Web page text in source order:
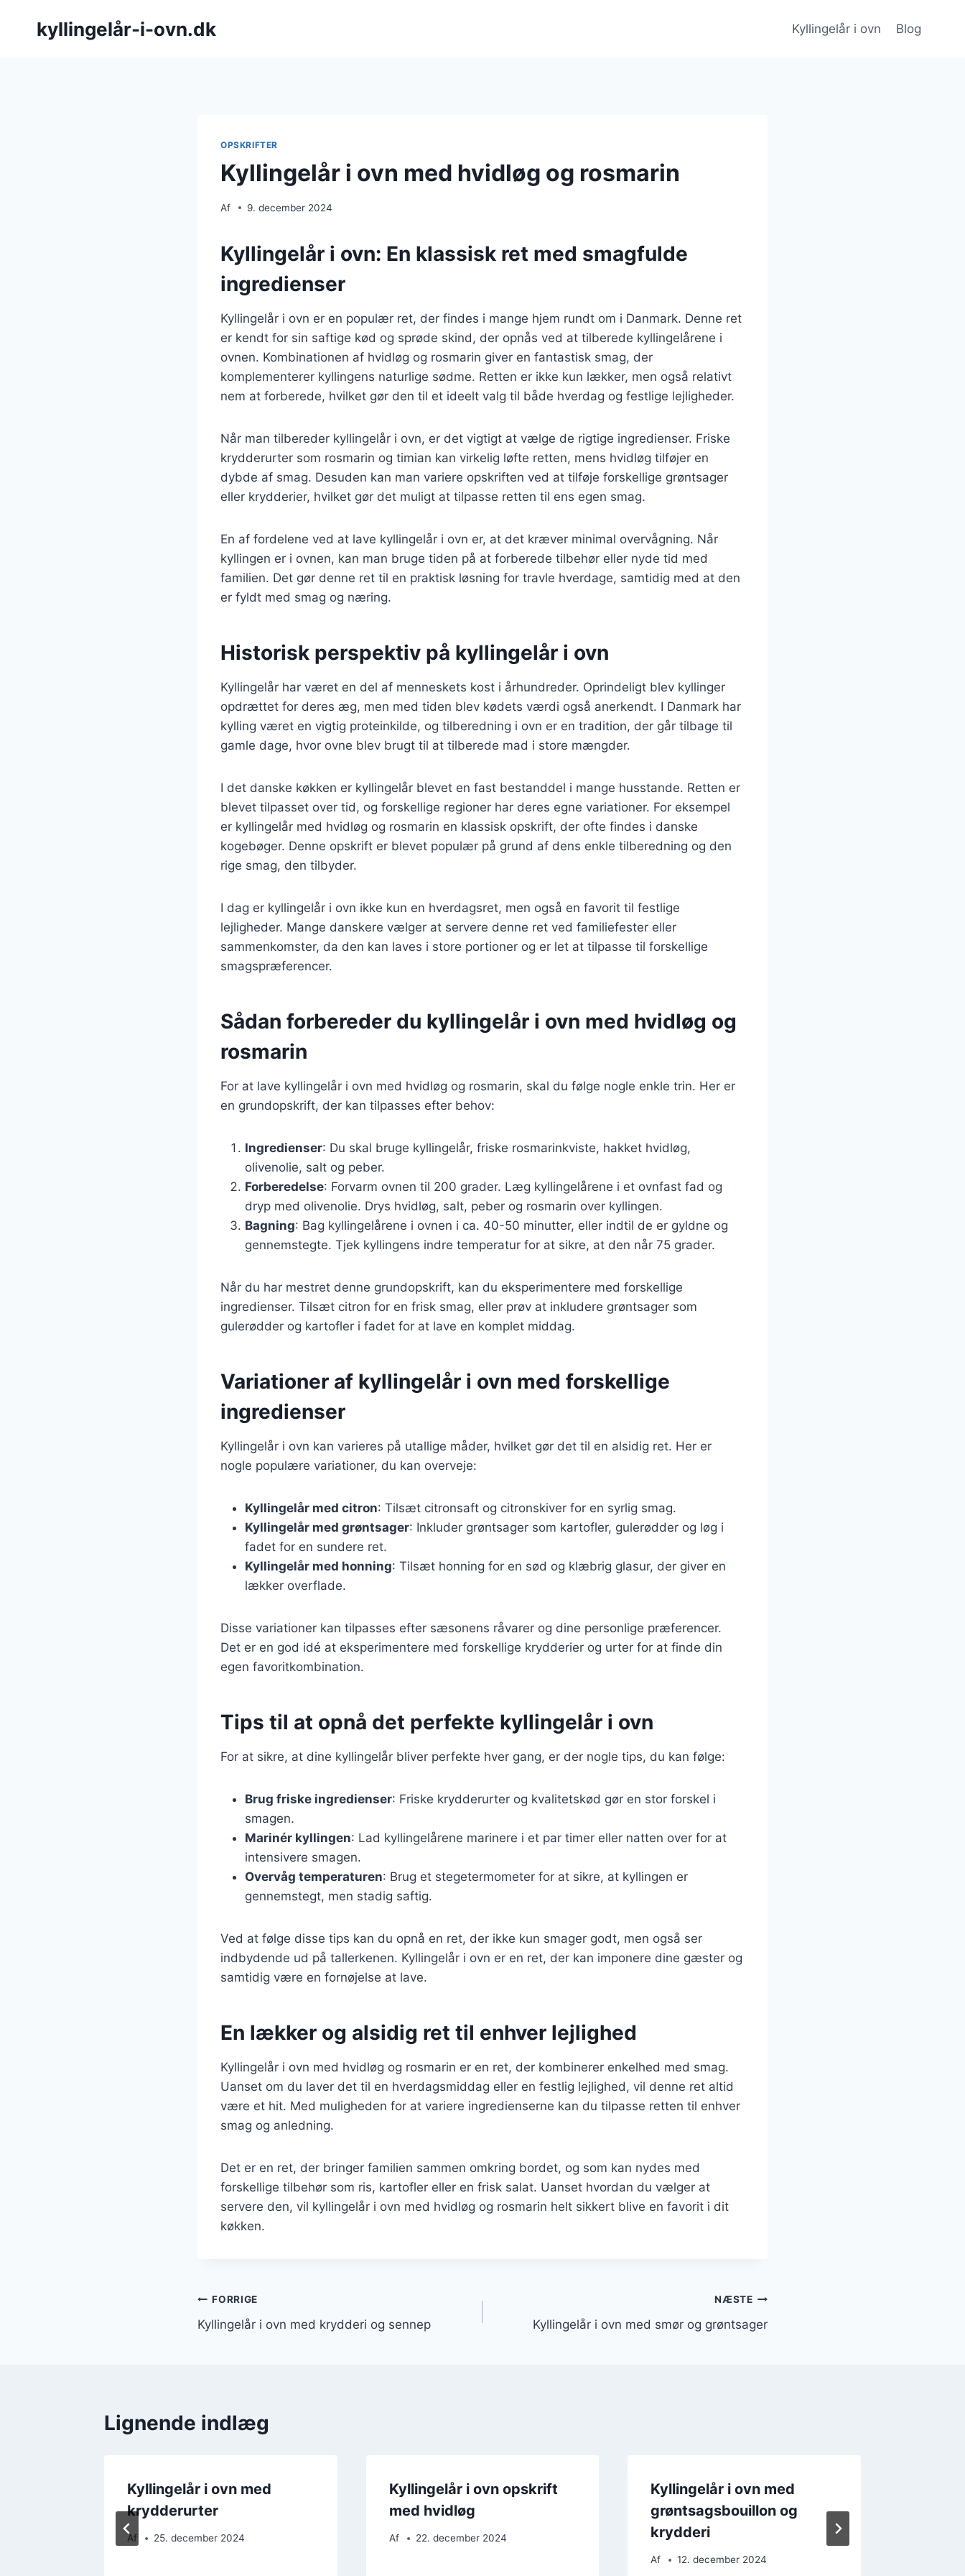
kyllingelår-i-ovn.dk Kyllingelår i ovn Blog
OPSKRIFTER
Kyllingelår i ovn med hvidløg og rosmarin
Af 9. december 2024
Kyllingelår i ovn: En klassisk ret med smagfulde
ingredienser
Kyllingelår i ovn er en populær ret, der findes i mange hjem rundt om i Danmark. Denne ret
er kendt for sin saftige kød og sprøde skind, der opnås ved at tilberede kyllingelårene i
ovnen. Kombinationen af hvidløg og rosmarin giver en fantastisk smag, der
komplementerer kyllingens naturlige sødme. Retten er ikke kun lækker, men også relativt
nem at forberede, hvilket gør den til et ideelt valg til både hverdag og festlige lejligheder.
Når man tilbereder kyllingelår i ovn, er det vigtigt at vælge de rigtige ingredienser. Friske
krydderurter som rosmarin og timian kan virkelig løfte retten, mens hvidløg tilføjer en
dybde af smag. Desuden kan man variere opskriften ved at tilføje forskellige grøntsager
eller krydderier, hvilket gør det muligt at tilpasse retten til ens egen smag.
En af fordelene ved at lave kyllingelår i ovn er, at det kræver minimal overvågning. Når
kyllingen er i ovnen, kan man bruge tiden på at forberede tilbehør eller nyde tid med
familien. Det gør denne ret til en praktisk løsning for travle hverdage, samtidig med at den
er fyldt med smag og næring.
Historisk perspektiv på kyllingelår i ovn
Kyllingelår har været en del af menneskets kost i århundreder. Oprindeligt blev kyllinger
opdrættet for deres æg, men med tiden blev kødets værdi også anerkendt. I Danmark har
kylling været en vigtig proteinkilde, og tilberedning i ovn er en tradition, der går tilbage til
gamle dage, hvor ovne blev brugt til at tilberede mad i store mængder.
I det danske køkken er kyllingelår blevet en fast bestanddel i mange husstande. Retten er
blevet tilpasset over tid, og forskellige regioner har deres egne variationer. For eksempel
er kyllingelår med hvidløg og rosmarin en klassisk opskrift, der ofte findes i danske
kogebøger. Denne opskrift er blevet populær på grund af dens enkle tilberedning og den
rige smag, den tilbyder.
I dag er kyllingelår i ovn ikke kun en hverdagsret, men også en favorit til festlige
lejligheder. Mange danskere vælger at servere denne ret ved familiefester eller
sammenkomster, da den kan laves i store portioner og er let at tilpasse til forskellige
smagspræferencer.
Sådan forbereder du kyllingelår i ovn med hvidløg og
rosmarin
For at lave kyllingelår i ovn med hvidløg og rosmarin, skal du følge nogle enkle trin. Her er
en grundopskrift, der kan tilpasses efter behov:
Ingredienser: Du skal bruge kyllingelår, friske rosmarinkviste, hakket hvidløg,
olivenolie, salt og peber.
Forberedelse: Forvarm ovnen til 200 grader. Læg kyllingelårene i et ovnfast fad og
dryp med olivenolie. Drys hvidløg, salt, peber og rosmarin over kyllingen.
Bagning: Bag kyllingelårene i ovnen i ca. 40-50 minutter, eller indtil de er gyldne og
gennemstegte. Tjek kyllingens indre temperatur for at sikre, at den når 75 grader.
Når du har mestret denne grundopskrift, kan du eksperimentere med forskellige
ingredienser. Tilsæt citron for en frisk smag, eller prøv at inkludere grøntsager som
gulerødder og kartofler i fadet for at lave en komplet middag.
Variationer af kyllingelår i ovn med forskellige
ingredienser
Kyllingelår i ovn kan varieres på utallige måder, hvilket gør det til en alsidig ret. Her er
nogle populære variationer, du kan overveje:
Kyllingelår med citron: Tilsæt citronsaft og citronskiver for en syrlig smag.
Kyllingelår med grøntsager: Inkluder grøntsager som kartofler, gulerødder og løg i
fadet for en sundere ret.
Kyllingelår med honning: Tilsæt honning for en sød og klæbrig glasur, der giver en
lækker overflade.
Disse variationer kan tilpasses efter sæsonens råvarer og dine personlige præferencer.
Det er en god idé at eksperimentere med forskellige krydderier og urter for at finde din
egen favoritkombination.
Tips til at opnå det perfekte kyllingelår i ovn
For at sikre, at dine kyllingelår bliver perfekte hver gang, er der nogle tips, du kan følge:
Brug friske ingredienser: Friske krydderurter og kvalitetskød gør en stor forskel i
smagen.
Marinér kyllingen: Lad kyllingelårene marinere i et par timer eller natten over for at
intensivere smagen.
Overvåg temperaturen: Brug et stegetermometer for at sikre, at kyllingen er
gennemstegt, men stadig saftig.
Ved at følge disse tips kan du opnå en ret, der ikke kun smager godt, men også ser
indbydende ud på tallerkenen. Kyllingelår i ovn er en ret, der kan imponere dine gæster og
samtidig være en fornøjelse at lave.
En lækker og alsidig ret til enhver lejlighed
Kyllingelår i ovn med hvidløg og rosmarin er en ret, der kombinerer enkelhed med smag.
Uanset om du laver det til en hverdagsmiddag eller en festlig lejlighed, vil denne ret altid
være et hit. Med muligheden for at variere ingredienserne kan du tilpasse retten til enhver
smag og anledning.
Det er en ret, der bringer familien sammen omkring bordet, og som kan nydes med
forskellige tilbehør som ris, kartofler eller en frisk salat. Uanset hvordan du vælger at
servere den, vil kyllingelår i ovn med hvidløg og rosmarin helt sikkert blive en favorit i dit
køkken.
Indlægsnavigation
FORRIGE
Kyllingelår i ovn med krydderi og sennep
NÆSTE
Kyllingelår i ovn med smør og grøntsager
Lignende indlæg
Kyllingelår i ovn med
krydderurter
Af 25. december 2024
Kyllingelår i ovn opskrift
med hvidløg
Af 22. december 2024
Kyllingelår i ovn med
grøntsagsbouillon og
krydderi
Af 12. december 2024